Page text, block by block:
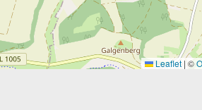
Leaflet | ©